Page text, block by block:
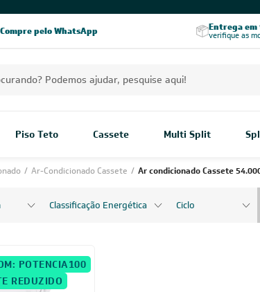
Compre pelo WhatsApp
no RA
Reclame Aqui Seja parceiro Leveros Entrega em
verifique as
Piso Teto Cassete Multi Split
/ Ar-Condicionado Cassete / Ar condicionado Cassete
Classificação Energética Ciclo
POTENCIA100
REDUZIDO